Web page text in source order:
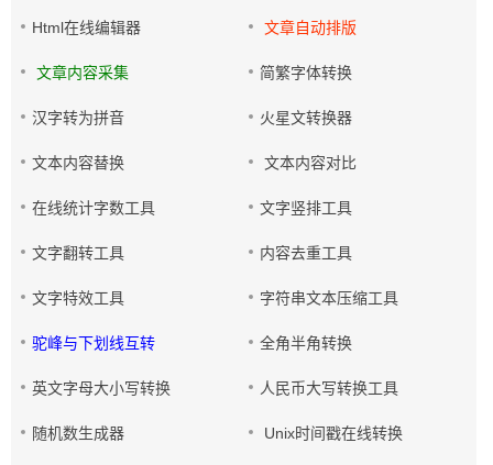
Html在线编辑器 文章自动排版
文章内容采集 简繁字体转换
汉字转为拼音 火星文转换器
文本内容替换 文本内容对比
在线统计字数工具 文字竖排工具
文字翻转工具 内容去重工具
文字特效工具 字符串文本压缩工具
驼峰与下划线互转 全角半角转换
英文字母大小写转换 人民币大写转换工具
随机数生成器 Unix时间戳在线转换